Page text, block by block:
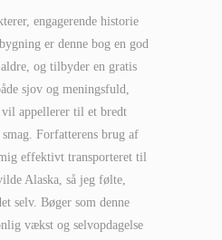
engagerende historie
er denne bog en god
og tilbyder en gratis
sjov og meningsfuld,
appellerer til et bredt
Forfatterens brug af
effektivt transporteret til
Alaska, så jeg følte,
selv. Bøger som denne
vækst og selvopdagelse